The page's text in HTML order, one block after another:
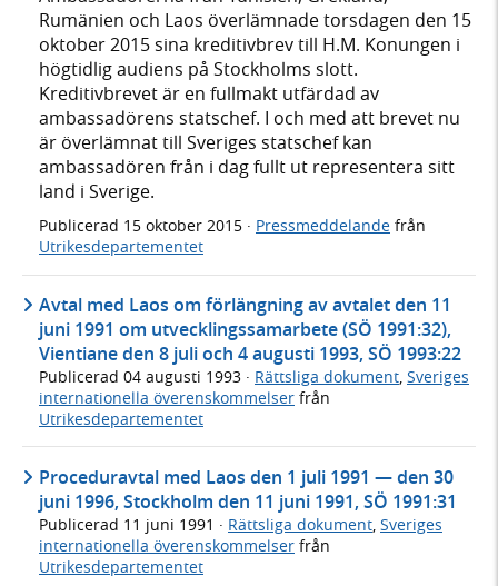
Rumänien och Laos överlämnade torsdagen den 15
oktober 2015 sina kreditivbrev till H.M. Konungen i
högtidlig audiens på Stockholms slott.
Kreditivbrevet är en fullmakt utfärdad av
ambassadörens statschef. I och med att brevet nu
är överlämnat till Sveriges statschef kan
ambassadören från i dag fullt ut representera sitt
land i Sverige.
Publicerad 15 oktober 2015 · Pressmeddelande från
Utrikesdepartementet
Avtal med Laos om förlängning av avtalet den 11
juni 1991 om utvecklingssamarbete (SÖ 1991:32),
Vientiane den 8 juli och 4 augusti 1993, SÖ 1993:22
Publicerad 04 augusti 1993 · Rättsliga dokument, Sveriges
internationella överenskommelser från
Utrikesdepartementet
Proceduravtal med Laos den 1 juli 1991 — den 30
juni 1996, Stockholm den 11 juni 1991, SÖ 1991:31
Publicerad 11 juni 1991 · Rättsliga dokument Sveriges
internationella överenskommelser från
Utrikesdepartementet